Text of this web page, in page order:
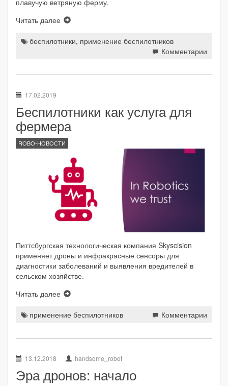
плавучую ветряную ферму.
Читать далее
беспилотники, применение беспилотников
Комментарии
17.02.2019
Беспилотники как услуга для
фермера
ROBO-НОВОСТИ
Питтсбургская технологическая компания Skyscision
применяет дроны и инфракрасные сенсоры для
диагностики заболеваний и выявления вредителей в
сельском хозяйстве.
Читать далее
применение беспилотников Комментарии
13.12.2018 handsome_robot
Эра дронов: начало